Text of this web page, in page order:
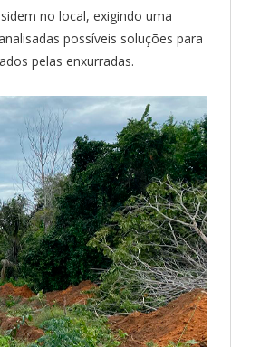
no local, exigindo uma
possíveis soluções para
pelas enxurradas.